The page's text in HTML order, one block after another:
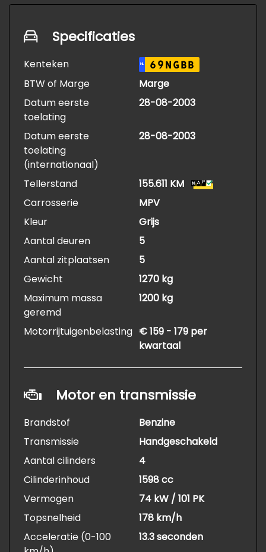
Specificaties
Kenteken NL 69NGBB
BTW of Marge
Marge
Datum eerste
toelating
28-08-2003
Datum eerste
toelating
(internationaal)
28-08-2003
Tellerstand
155.611 KM
Carrosserie
MPV
Kleur
Grijs
Aantal deuren
5
Aantal zitplaatsen
5
Gewicht
1270 kg
Maximum massa
geremd
1200 kg
Motorrijtuigenbelasting € 159 - 179 per
kwartaal
Motor en transmissie
Brandstof
Benzine
Transmissie
Handgeschakeld
Aantal cilinders
4
Cilinderinhoud
1598 cc
Vermogen
74 kW / 101 PK
Topsnelheid
178 km/h
Acceleratie (0-100
13.3 seconden